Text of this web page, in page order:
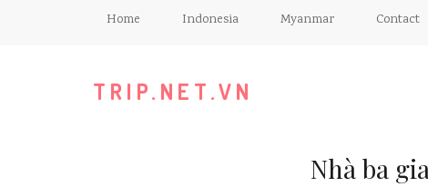
Home Indonesia Myanmar Contact
TRIP.NET.VN
Nhà ba